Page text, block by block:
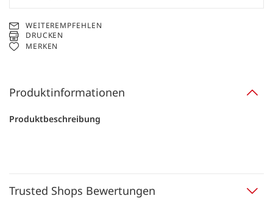
WEITEREMPFEHLEN
DRUCKEN
MERKEN
Produktinformationen
Produktbeschreibung
Trusted Shops Bewertungen